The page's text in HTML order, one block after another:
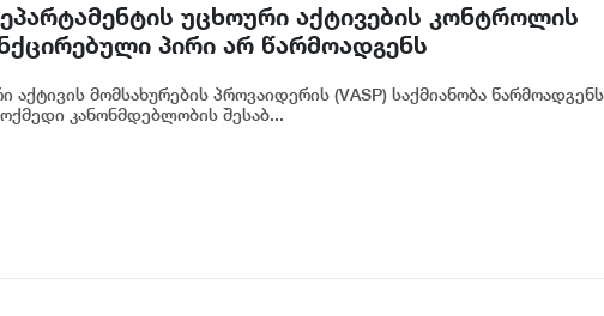
უცხოური აქტივების კონტროლის
პირი არ წარმოადგენს
მომსახურების პროვაიდერის (VASP) საქმიანობა წარმოადგენს
კანონმდებლობის შესაბ...